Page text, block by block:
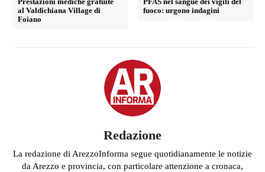
al Valdichiana Village di
Foiano
fuoco: urgono indagini
Redazione
La redazione di ArezzoInforma segue quotidianamente le notizie
da Arezzo e provincia, con particolare attenzione a cronaca,